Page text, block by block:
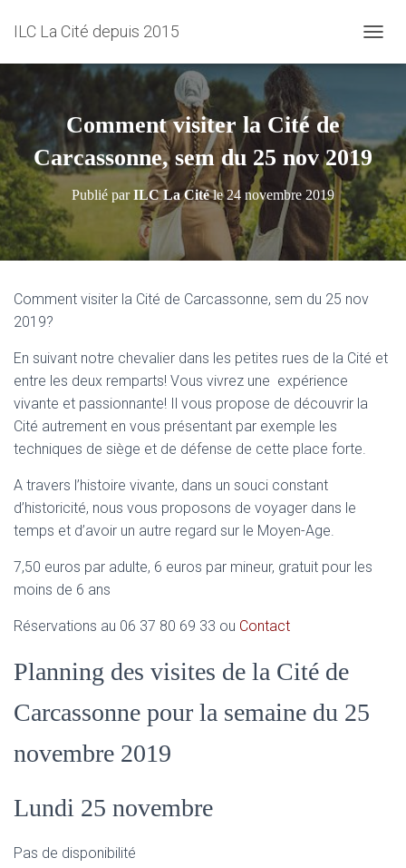
ILC La Cité depuis 2015
É
R
L
A
N
A
V
N
Comment visiter la Cité de
Carcassonne, sem du 25 nov 2019
Publié parILC La Citéle24 novembre 2019
Comment visiter la Cité de Carcassonne, sem du 25 nov
2019?
En suivant notre chevalier dans les petites rues de la Cité et
entre les deux remparts! Vous vivrez une expérience
vivante et passionnante! Il vous propose de découvrir la
Cité autrement en vous présentant par exemple les
techniques de siège et de défense de cette place forte.
A travers l’histoire vivante, dans un souci constant
d’historicité, nous vous proposons de voyager dans le
temps et d’avoir un autre regard sur le Moyen-Age.
7,50 euros par adulte, 6 euros par mineur, gratuit pour les
moins de 6 ans
Réservations au 06 37 80 69 33 ou Contact
Planning des visites de la Cité de
Carcassonne pour la semaine du 25
novembre 2019
Lundi 25 novembre
Pas de disponibilité